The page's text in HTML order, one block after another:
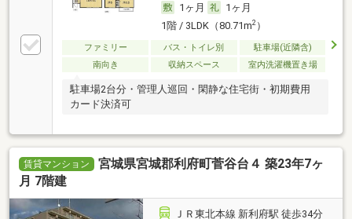
1ヶ月
1ヶ月
1階 / 3LDK（80.71m2）
ファミリー バス・トイレ別
駐車場(近隣含)
南向き
収納スペース 室内洗濯機置き場
駐車場2台分・管理人巡回・閑静な住宅街・初期費用
カード決済可
賃貸マンション
宮城県宮城郡利府町菅谷台４ 築23年7ヶ
月 7階建
ＪＲ東北本線 新利府駅 徒歩34分